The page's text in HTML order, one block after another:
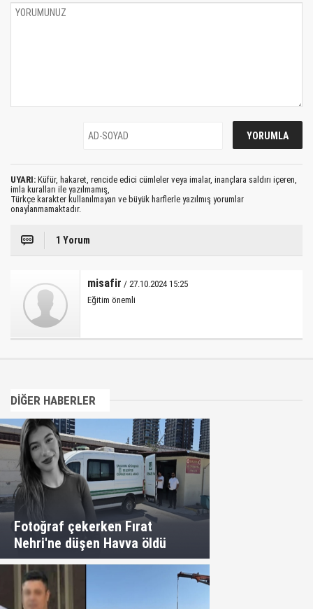
UYARI: Küfür, hakaret, rencide edici cümleler veya imalar, inançlara saldırı içeren,
imla kuralları ile yazılmamış,
Türkçe karakter kullanılmayan ve büyük harflerle yazılmış yorumlar
onaylanmamaktadır.
1 Yorum
misafir / 27.10.2024 15:25
Eğitim önemli
DİĞER HABERLER
Fotoğraf çekerken Fırat
Nehri'ne düşen Havva öldü